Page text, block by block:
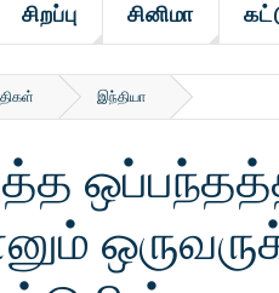
சிறப்பு சினிமா
இந்தியா